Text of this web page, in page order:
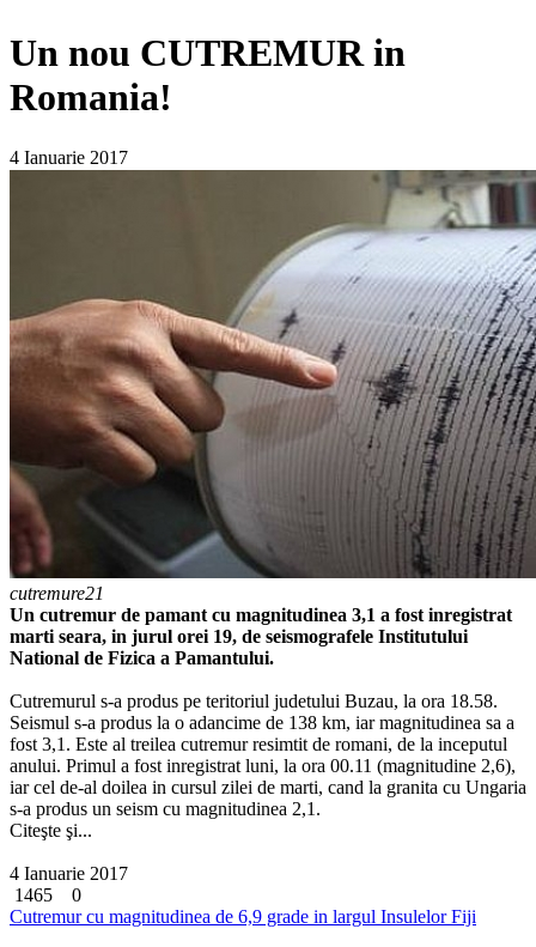
Un nou CUTREMUR in
Romania!
4 Ianuarie 2017
cutremure21
Un cutremur de pamant cu magnitudinea 3,1 a fost inregistrat
marti seara, in jurul orei 19, de seismografele Institutului
National de Fizica a Pamantului.
Cutremurul s-a produs pe teritoriul judetului Buzau, la ora 18.58.
Seismul s-a produs la o adancime de 138 km, iar magnitudinea sa a
fost 3,1. Este al treilea cutremur resimtit de romani, de la inceputul
anului. Primul a fost inregistrat luni, la ora 00.11 (magnitudine 2,6),
iar cel de-al doilea in cursul zilei de marti, cand la granita cu Ungaria
s-a produs un seism cu magnitudinea 2,1.
Citeşte şi...
4 Ianuarie 2017
1465
0
Cutremur cu magnitudinea de 6,9 grade in largul Insulelor Fiji